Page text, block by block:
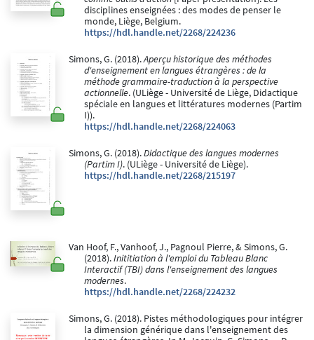
disciplines enseignées : des modes de penser le
monde, Liège, Belgium.
https://hdl.handle.net/2268/224236
Simons, G. (2018).Aperçu historique des méthodes
d'enseignement en langues étrangères : de la
méthode grammaire-traduction à la perspective
actionnelle. (ULiège - Université de Liège, Didactique
spéciale en langues et littératures modernes (Partim
I)).
https://hdl.handle.net/2268/224063
Simons, G. (2018).Didactique des langues modernes
(Partim I). (ULiège - Université de Liège).
https://hdl.handle.net/2268/215197
Van Hoof, F., Vanhoof, J., Pagnoul Pierre, & Simons, G.
(2018).Inititiation à l'emploi du Tableau Blanc
Interactif (TBI) dans l'enseignement des langues
modernes.
https://hdl.handle.net/2268/224232
Simons, G. (2018). Pistes méthodologiques pour intégrer
la dimension générique dans l'enseignement des